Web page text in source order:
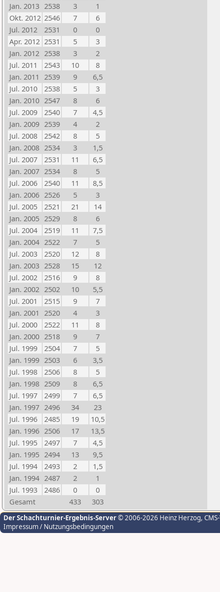
Jan. 2013 2538 3
1
Okt. 2012 2546 7
6
Jul. 2012
2531 0
0
Apr. 2012 2531 5
3
Jan. 2012 2538 3
2
Jul. 2011
2543 10
8
Jan. 2011 2539 9
6,5
Jul. 2010
2538 5
3
Jan. 2010 2547 8
6
Jul. 2009
2540 7
4,5
Jan. 2009 2539 4
2
Jul. 2008
2542 8
5
Jan. 2008 2534 3
1,5
Jul. 2007
2531 11
6,5
Jan. 2007 2534 8
5
Jul. 2006
2540 11
8,5
Jan. 2006 2526 5
3
Jul. 2005
2521 21
14
Jan. 2005 2529 8
6
Jul. 2004
2519 11
7,5
Jan. 2004 2522 7
5
Jul. 2003
2520 12
8
Jan. 2003 2528 15
12
Jul. 2002
2516 9
8
Jan. 2002 2502 10
5,5
Jul. 2001
2515 9
7
Jan. 2001 2520 4
3
Jul. 2000
2522 11
8
Jan. 2000 2518 9
7
Jul. 1999
2504 7
5
Jan. 1999 2503 6
3,5
Jul. 1998
2506 8
5
Jan. 1998 2509 8
6,5
Jul. 1997
2499 7
6,5
Jan. 1997 2496 34
23
Jul. 1996
2485 19
10,5
Jan. 1996 2506 17
13,5
Jul. 1995
2497 7
4,5
Jan. 1995 2494 13
9,5
Jul. 1994
2493 2
1,5
Jan. 1994 2487 2
1
Jul. 1993
2486 0
0
Gesamt
433 303
Der Schachturnier-Ergebnis-Server© 2006-2026 Heinz Herzog,
Impressum / Nutzungsbedingungen